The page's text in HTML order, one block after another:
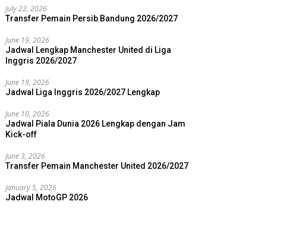
July 22, 2026
Transfer Pemain Persib Bandung 2026/2027
June 19, 2026
Jadwal Lengkap Manchester United di Liga
Inggris 2026/2027
June 19, 2026
Jadwal Liga Inggris 2026/2027 Lengkap
June 10, 2026
Jadwal Piala Dunia 2026 Lengkap dengan Jam
Kick-off
June 3, 2026
Transfer Pemain Manchester United 2026/2027
January 5, 2026
Jadwal MotoGP 2026